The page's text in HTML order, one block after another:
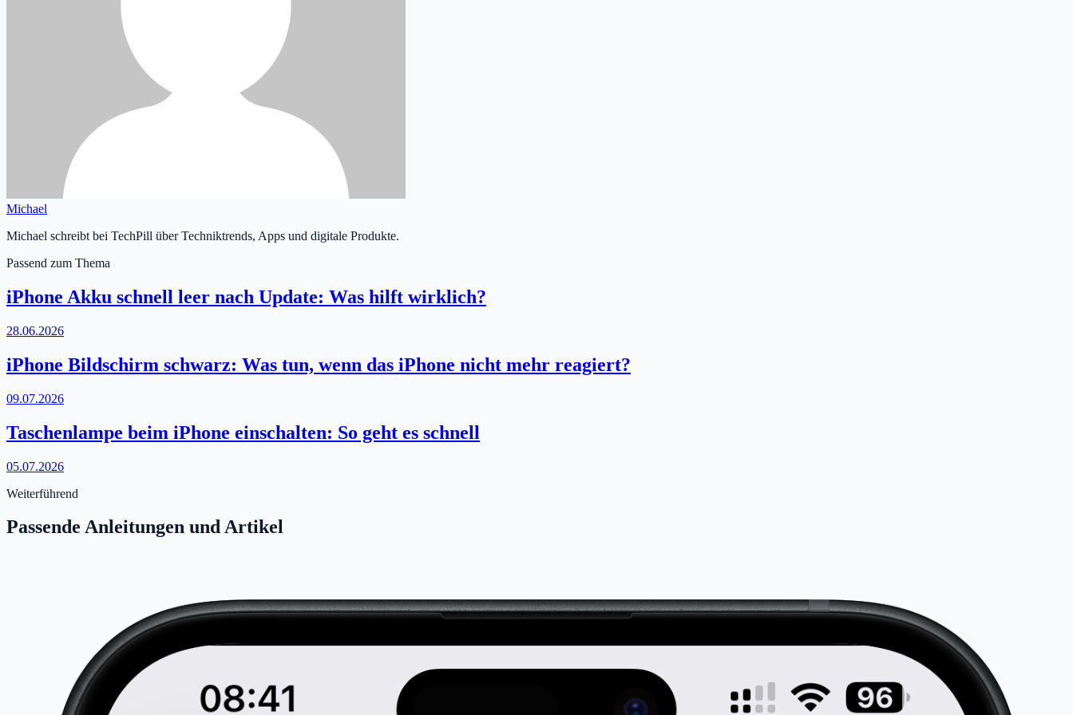
Michael
Michael schreibt bei TechPill über Techniktrends, Apps und digitale Produkte.
Passend zum Thema
iPhone Akku schnell leer nach Update: Was hilft wirklich?
28.06.2026
iPhone Bildschirm schwarz: Was tun, wenn das iPhone nicht mehr reagiert?
09.07.2026
Taschenlampe beim iPhone einschalten: So geht es schnell
05.07.2026
Weiterführend
Passende Anleitungen und Artikel